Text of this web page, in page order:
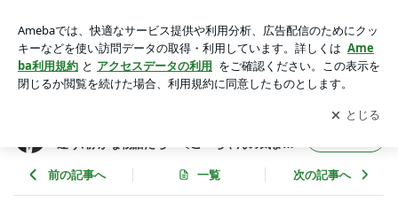
の言葉 ～癒しと気づきに出逢う､静かな物語たち～〔こ～ちゃ
んの気まぐれ日記〕
アプリをダウンロードして ブログの更新通知
を受け取りまし
ょう。
開く
逢う､静かな物語たち～〔こ～ちゃんの気まぐ
前の記事へ 一覧 次の記事へ